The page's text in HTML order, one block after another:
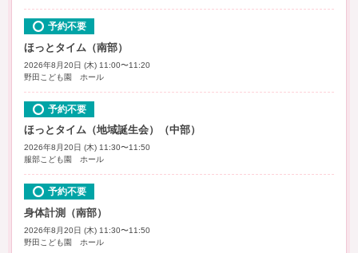
予約不要
ほっとタイム（南部）
2026年8月20日 (木) 11:00〜11:20
野田こども園 ホール
予約不要
ほっとタイム（地域誕生会）（中部）
2026年8月20日 (木) 11:30〜11:50
服部こども園 ホール
予約不要
身体計測（南部）
2026年8月20日 (木) 11:30〜11:50
野田こども園 ホール